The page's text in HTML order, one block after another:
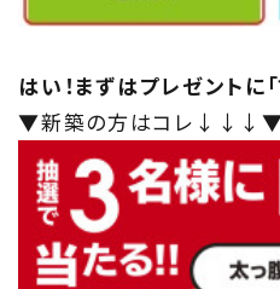
家のメンテナンス
じゅうmado
住宅相談窓口 じゅうmado
はい！まずはプレゼントに「
▼新築の方はコレ